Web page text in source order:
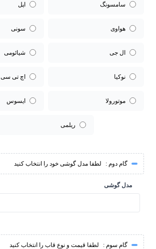
سامسونگ اپل
هواوی سونی
ال جی شیائومی
نوکیا اچ تی سی
موتورولا ایسوس
ریلمی
گام دوم : لطفا مدل گوشی خود را انتخاب کنید
مدل گوشی
گام سوم : لطفا قیمت و نوع قاب را انتخاب کنید